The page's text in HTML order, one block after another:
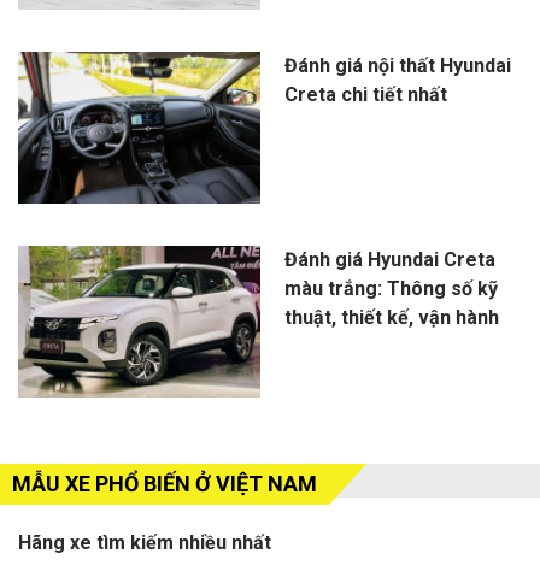
Đánh giá nội thất Hyundai
Creta chi tiết nhất
Đánh giá Hyundai Creta
màu trắng: Thông số kỹ
thuật, thiết kế, vận hành
MẪU XE PHỔ BIẾN Ở VIỆT NAM
Hãng xe tìm kiếm nhiều nhất